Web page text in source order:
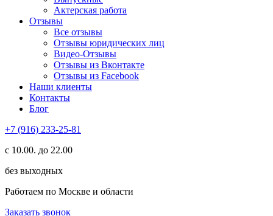
Актерская работа
Отзывы
Все отзывы
Отзывы юридических лиц
Видео-Отзывы
Отзывы из Вконтакте
Отзывы из Facebook
Наши клиенты
Контакты
Блог
+7 (916) 233-25-81
с 10.00. до 22.00
без выходных
Работаем по Москве и области
Заказать звонок